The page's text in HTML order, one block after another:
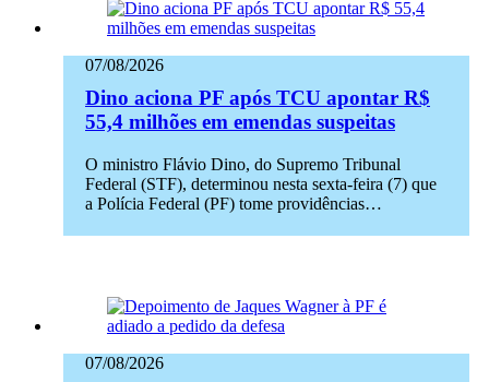
07/08/2026
Dino aciona PF após TCU apontar R$
55,4 milhões em emendas suspeitas
O ministro Flávio Dino, do Supremo Tribunal
Federal (STF), determinou nesta sexta-feira (7) que
a Polícia Federal (PF) tome providências…
07/08/2026